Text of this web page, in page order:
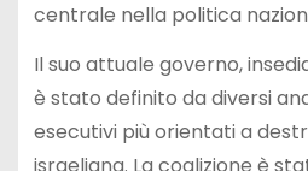
centrale nella politica
Il suo attuale governo,
è stato definito da diversi
esecutivi più orientati a